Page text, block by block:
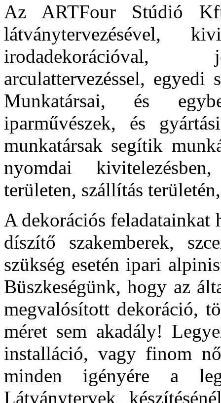
Az ARTFour Stúdió
látványtervezésével,
irodadekorációval,
arculattervezéssel, egyedi
Munkatársai, és
iparművészek, és
munkatársak segítik
nyomdai
területen, szállítás
A dekorációs feladatainkat
díszítő szakemberek,
szükség esetén ipari
Büszkeségünk, hogy az
megvalósított dekoráció,
méret sem akadály!
installáció, vagy finom
minden igényére a
Látványtervek